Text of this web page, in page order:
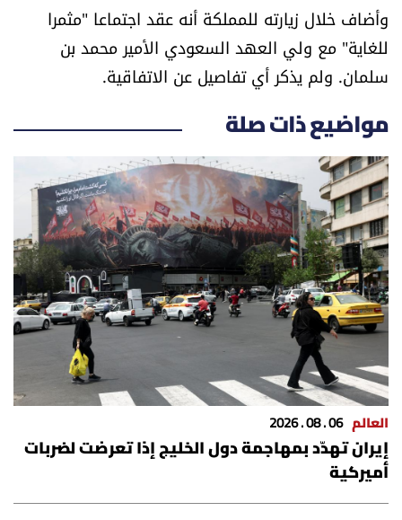
آراء
العالم
الصحافة الإسرائيلية
ثقافة وفنون
فصل من كتاب
اقرأ تضحك
كاميرا
سجالات
صحّة وصحن
وأضاف خلال زيارته للمملكة أنه عقد اجتماعا "مثمرا
للغاية" مع ولي العهد السعودي الأمير محمد بن
سلمان. ولم يذكر أي تفاصيل عن الاتفاقية.
مواضيع ذات صلة
العالم 06 . 08 . 2026
إيران تهدّد بمهاجمة دول الخليج إذا تعرضت لضربات
أميركية